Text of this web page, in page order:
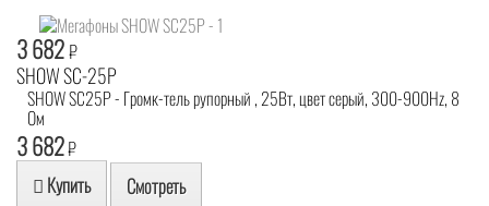
3 682₽
SHOW SC-25P
SHOW SC25P - Громк-тель рупорный , 25Вт, цвет серый, 300-900Hz, 8
Ом
3 682₽
Купить Смотреть